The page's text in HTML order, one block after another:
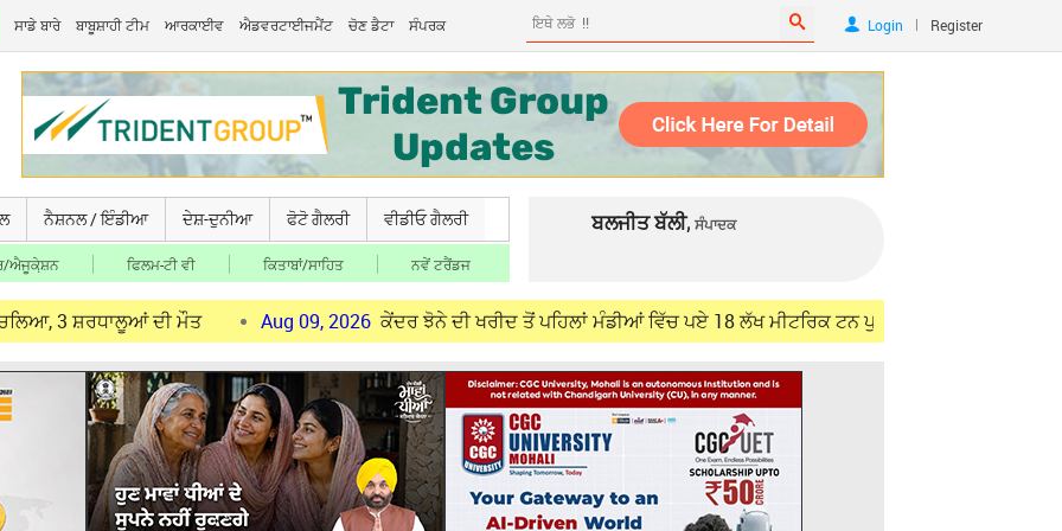
ਸਾਡੇ ਬਾਰੇ ਬਾਬੂਸ਼ਾਹੀ ਟੀਮ ਆਰਕਾਈਵ ਐਡਵਰਟਾਈਜਮੈਂਟ ਚੋਣ ਡੈਟਾ ਸੰਪਰਕ Login | Register
ਨੈਸ਼ਨਲ / ਇੰਡੀਆ ਦੇਸ਼-ਦੁਨੀਆ ਫੋਟੋ ਗੈਲਰੀ ਵੀਡੀਓ ਗੈਲਰੀ
ਐਜੂਕੇ਼ਸ਼ਨ ਫਿਲਮ-ਟੀ ਵੀ ਕਿਤਾਬਾਂ/ਸਾਹਿਤ ਨਵੇਂ ਟਰੈਂਡਜ
ਬਲਜੀਤ ਬੱਲੀ, ਸੰਪਾਦਕ
ਦੀ ਮੌਤ Aug 09, 2026 ਕੇਂਦਰ ਝੋਨੇ ਦੀ ਖਰੀਦ ਤੋਂ ਪਹਿਲਾਂ ਮੰਡੀਆਂ ਵਿੱਚ ਪਏ 18 ਲੱਖ ਮੀਟਰਿਕ ਟਨ ਪੁਰਾਣੇ ਅਨਾਜ ਦੇ ਸਟਾਕ ਨੂੰ ਚੁੱਕੇਗਾ: CM